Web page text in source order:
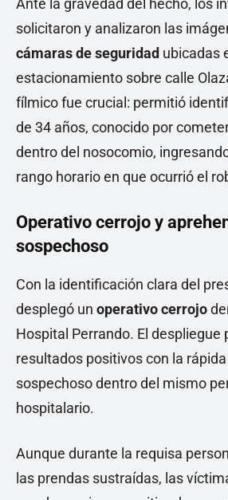
Ante la gravedad del hecho, los
solicitaron y analizaron las
cámaras de seguridad ubicadas
estacionamiento sobre calle
fílmico fue crucial: permitió
de 34 años, conocido por
dentro del nosocomio,
rango horario en que ocurrió el
Operativo cerrojo y
sospechoso
Con la identificación clara del
desplegó un operativo cerrojo
Hospital Perrando. El despliegue
resultados positivos con la rápida
sospechoso dentro del mismo
hospitalario.
Aunque durante la requisa
las prendas sustraídas, las